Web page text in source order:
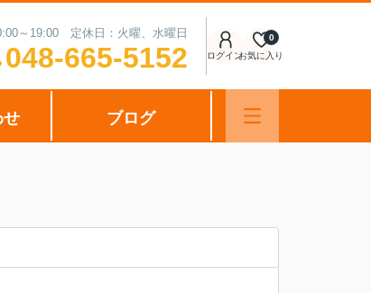
～19:00 定休日：火曜、水曜日
048-665-5152 ログインお気に入り
0
せ ブログ